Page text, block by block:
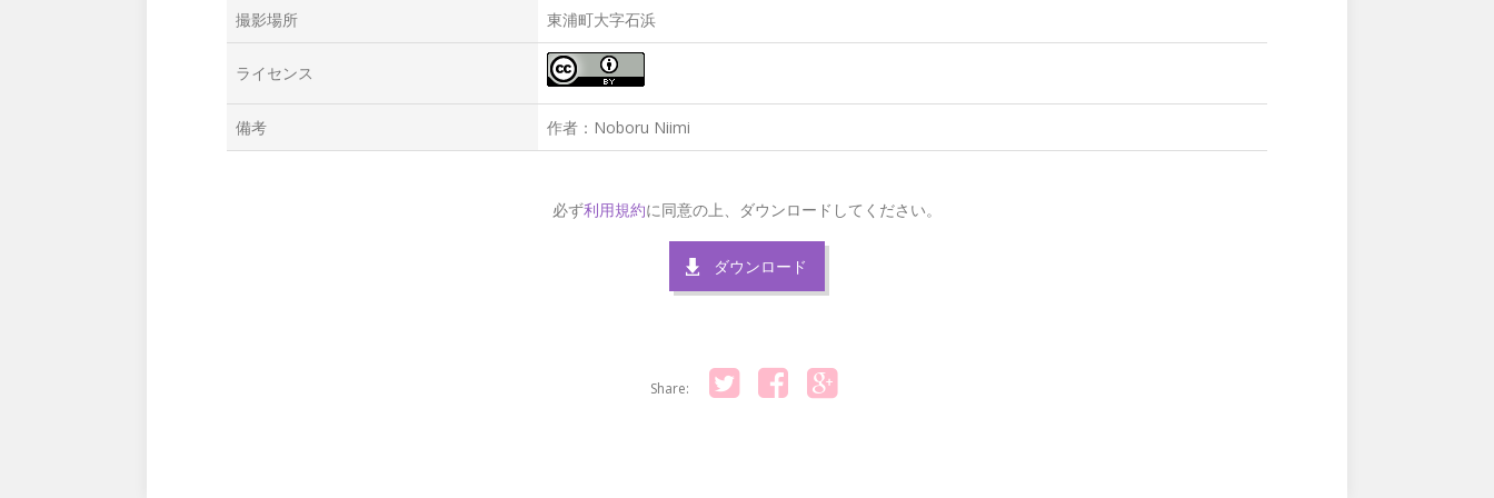
撮影場所 東浦町大字石浜
ライセンス
備考 作者：Noboru Niimi
必ず利用規約に同意の上、ダウンロードしてください。
ダウンロード
Share: